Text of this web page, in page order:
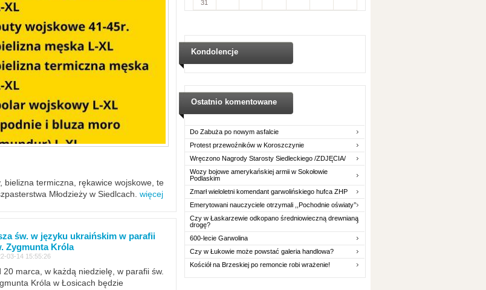
bielizna termiczna, rękawice wojskowe, te
Młodzieży w Siedlcach. więcej
św. w języku ukraińskim w parafii
Zygmunta Króla
03-14 15:55:26
20 marca, w każdą niedzielę, w parafii św.
Króla w Łosicach będzie
31
Kondolencje
Ostatnio komentowane
Do Zabuża po nowym asfalcie
Protest przewoźników w Koroszczynie
Wręczono Nagrody Starosty Siedleckiego /ZDJĘCIA/
Wozy bojowe amerykańskiej armii w Sokołowie
Podlaskim
Zmarł wieloletni komendant garwolińskiego hufca ZHP
Emerytowani nauczyciele otrzymali ,,Pochodnie oświaty’’
Czy w Łaskarzewie odkopano średniowieczną drewnianą
drogę?
600-lecie Garwolina
Czy w Łukowie może powstać galeria handlowa?
Kościół na Brzeskiej po remoncie robi wrażenie!